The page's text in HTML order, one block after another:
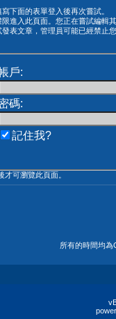
下面的表單登入後再次嘗試。
進入此頁面。您正在嘗試編輯
表文章，管理員可能已經禁止
戶:
碼:
記住我?
才可瀏覽此頁面。
所有的時間均為